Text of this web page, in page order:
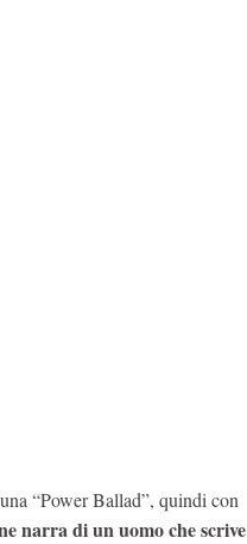
“Power Ballad”, quindi con
narra di un uomo che scrive